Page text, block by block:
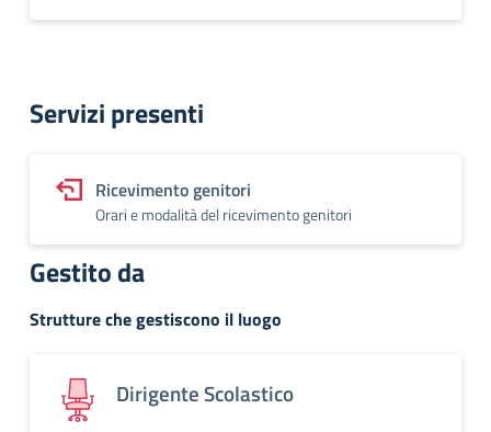
Servizi presenti
Ricevimento genitori
Orari e modalità del ricevimento genitori
Gestito da
Strutture che gestiscono il luogo
Dirigente Scolastico